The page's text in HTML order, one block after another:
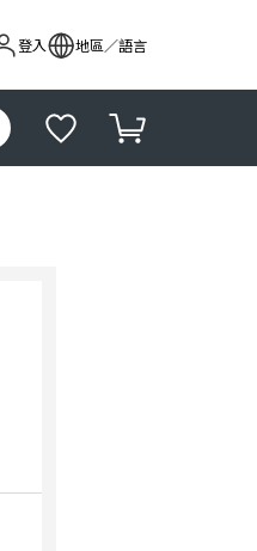
登入 地區／語言